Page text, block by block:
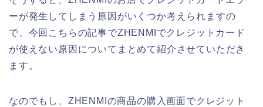
ーが発生してしまう原因がいくつか考えられますの
で、今回こちらの記事でZHENMIでクレジットカード
が使えない原因についてまとめて紹介させていただき
ます。
なのでもし、ZHENMIの商品の購入画面でクレジット